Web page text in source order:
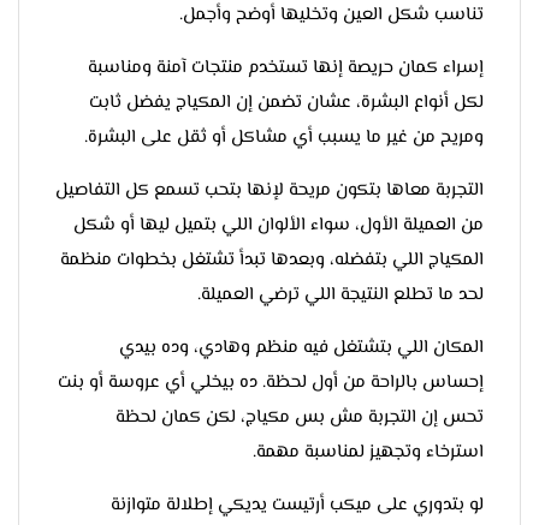
تناسب شكل العين وتخليها أوضح وأجمل.
إسراء كمان حريصة إنها تستخدم منتجات آمنة ومناسبة
لكل أنواع البشرة، عشان تضمن إن المكياج يفضل ثابت
ومريح من غير ما يسبب أي مشاكل أو ثقل على البشرة.
التجربة معاها بتكون مريحة لإنها بتحب تسمع كل التفاصيل
من العميلة الأول، سواء الألوان اللي بتميل ليها أو شكل
المكياج اللي بتفضله، وبعدها تبدأ تشتغل بخطوات منظمة
لحد ما تطلع النتيجة اللي ترضي العميلة.
المكان اللي بتشتغل فيه منظم وهادي، وده بيدي
إحساس بالراحة من أول لحظة. ده بيخلي أي عروسة أو بنت
تحس إن التجربة مش بس مكياج، لكن كمان لحظة
استرخاء وتجهيز لمناسبة مهمة.
لو بتدوري على ميكب أرتيست يديكي إطلالة متوازنة